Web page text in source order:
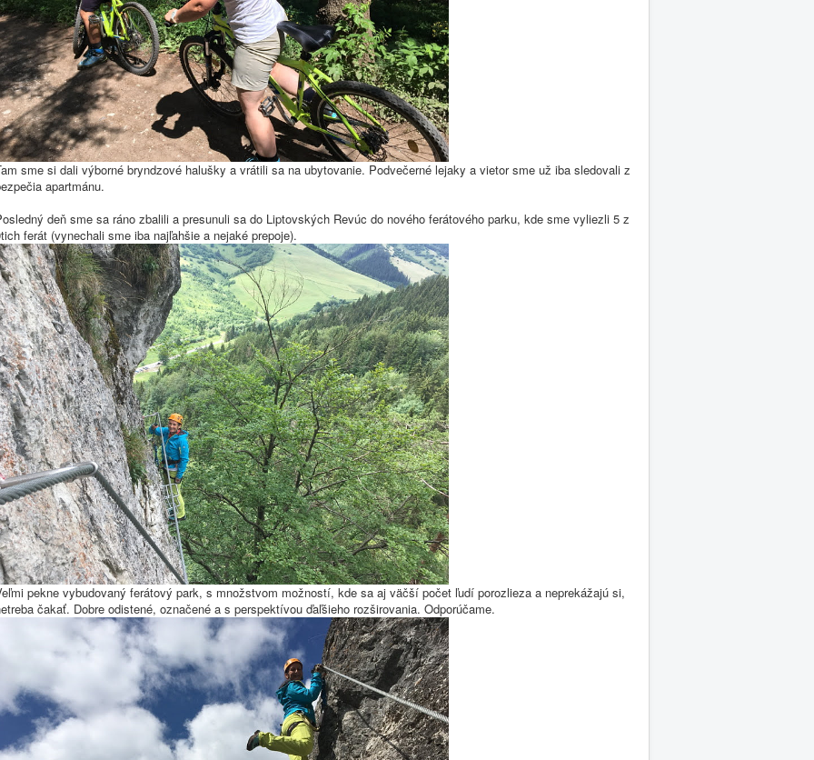
sme si dali výborné bryndzové halušky a vrátili sa na ubytovanie. Podvečerné lejaky a vietor sme už iba sledovali z
apartmánu.
deň sme sa ráno zbalili a presunuli sa do Liptovských Revúc do nového ferátového parku, kde sme vyliezli 5 z
ferát (vynechali sme iba najľahšie a nejaké prepoje).
pekne vybudovaný ferátový park, s množstvom možností, kde sa aj väčší počet ľudí porozlieza a neprekážajú si,
čakať. Dobre odistené, označené a s perspektívou ďaľšieho rozširovania. Odporúčame.